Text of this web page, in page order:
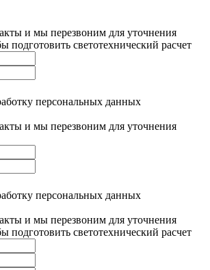
и мы перезвоним для уточнения
подготовить светотехнический расчет
персональных данных
и мы перезвоним для уточнения
персональных данных
и мы перезвоним для уточнения
подготовить светотехнический расчет